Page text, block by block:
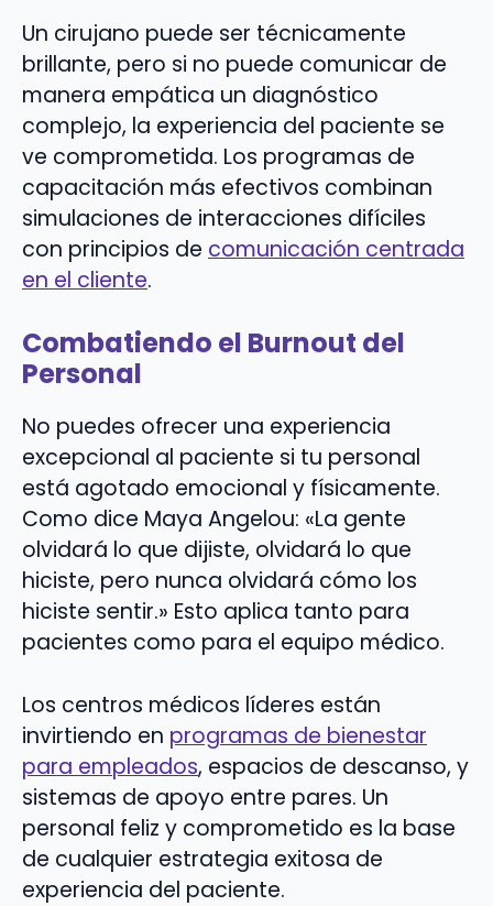
Un cirujano puede ser técnicamente
brillante, pero si no puede comunicar de
manera empática un diagnóstico
complejo, la experiencia del paciente se
ve comprometida. Los programas de
capacitación más efectivos combinan
simulaciones de interacciones difíciles
con principios de comunicación centrada
en el cliente.
Combatiendo el Burnout del
Personal
No puedes ofrecer una experiencia
excepcional al paciente si tu personal
está agotado emocional y físicamente.
Como dice Maya Angelou: «La gente
olvidará lo que dijiste, olvidará lo que
hiciste, pero nunca olvidará cómo los
hiciste sentir.» Esto aplica tanto para
pacientes como para el equipo médico.
Los centros médicos líderes están
invirtiendo en programas de bienestar
para empleados, espacios de descanso, y
sistemas de apoyo entre pares. Un
personal feliz y comprometido es la base
de cualquier estrategia exitosa de
experiencia del paciente.